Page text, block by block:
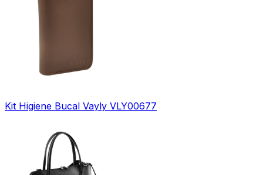
Kit Higiene Bucal Vayly VLY00677